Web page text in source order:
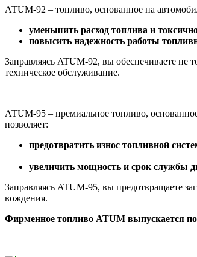
АТUM-92 – топливо, основанное на
уменьшить расход топлива и
повысить надежность работы
Заправляясь ATUM-92, вы обеспечиваете не
техническое обслуживание.
АТUM-95 – премиальное топливо,
позволяет:
предотвратить износ топливной
увеличить мощность и срок службы
Заправляясь ATUM-95, вы предотвращаете
вождения.
Фирменное топливо ATUM выпускается